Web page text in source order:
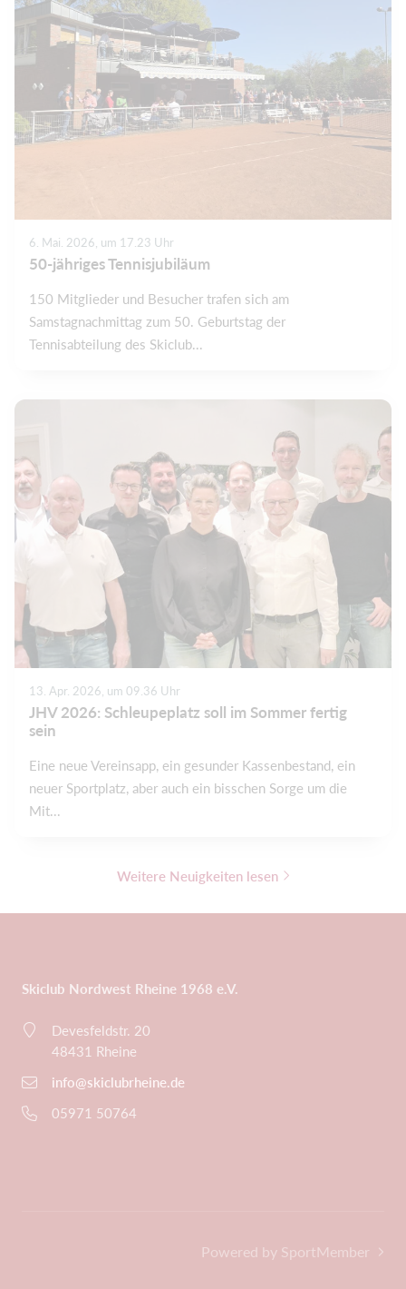
6. Mai. 2026, um 17.23 Uhr
50-jähriges Tennisjubiläum
150 Mitglieder und Besucher trafen sich am
Samstagnachmittag zum 50. Geburtstag der
Tennisabteilung des Skiclub...
13. Apr. 2026, um 09.36 Uhr
JHV 2026: Schleupeplatz soll im Sommer fertig
sein
Eine neue Vereinsapp, ein gesunder Kassenbestand, ein
neuer Sportplatz, aber auch ein bisschen Sorge um die
Mit...
Weitere Neuigkeiten lesen
Skiclub Nordwest Rheine 1968 e.V.
Devesfeldstr. 20
48431 Rheine
info@skiclubrheine.de
05971 50764
Powered by SportMember